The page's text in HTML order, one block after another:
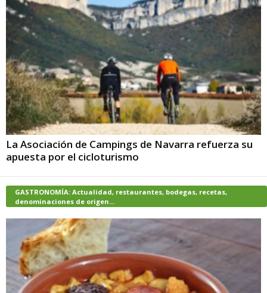
La Asociación de Campings de Navarra refuerza su
apuesta por el cicloturismo
GASTRONOMÍA: Actualidad, restaurantes, bodegas, recetas,
denominaciones de origen...